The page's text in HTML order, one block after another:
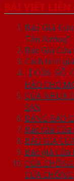
BÀI VIẾT LIÊN
Báo Giá
Tận Xưởng”
Báo Giá
Cách tính
【CỬA GỖ
HẢO CHO
CỬA NHỰA
SẠN
BẢNG BÁO
Báo Giá Cửa
BÁO GIÁ
Báo giá
CỬA
CỬA CHỐNG